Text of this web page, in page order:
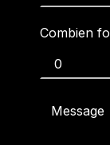
Combien